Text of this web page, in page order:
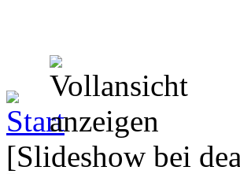
[Slideshow bei